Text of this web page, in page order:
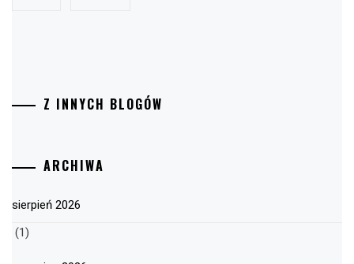
Z INNYCH BLOGÓW
ARCHIWA
sierpień 2026
(1)